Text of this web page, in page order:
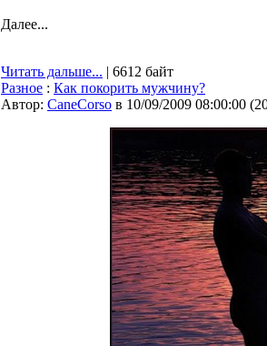
Далее...
Читать дальше... | 6612 байт
Разное : Как покорить мужчину?
Автор: CaneCorso в 10/09/2009 08:00:00 (